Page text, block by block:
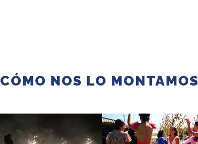
CÓMO NOS LO MONTAMOS